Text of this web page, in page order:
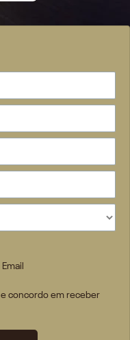
Email
e concordo em receber